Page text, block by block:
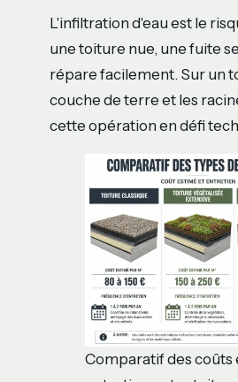
L'infiltration d'eau est le
une toiture nue, une fuite
répare facilement. Sur un
couche de terre et les
cette opération en défi
Comparatif des coûts